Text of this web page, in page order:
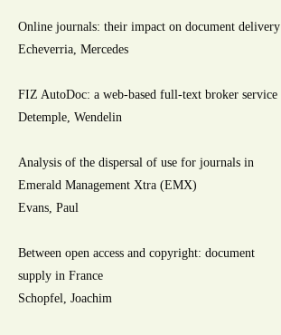
Online journals: their impact on document delivery
Echeverria, Mercedes
FIZ AutoDoc: a web-based full-text broker service
Detemple, Wendelin
Analysis of the dispersal of use for journals in
Emerald Management Xtra (EMX)
Evans, Paul
Between open access and copyright: document
supply in France
Schopfel, Joachim